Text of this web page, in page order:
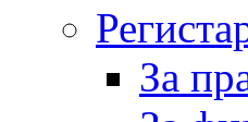
За